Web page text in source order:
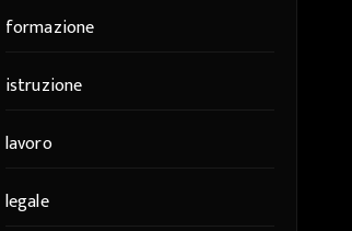
formazione
istruzione
lavoro
legale